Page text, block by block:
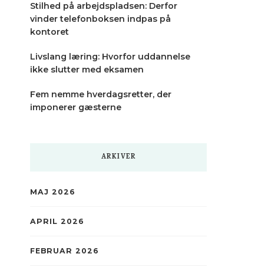
Stilhed på arbejdspladsen: Derfor
vinder telefonboksen indpas på
kontoret
Livslang læring: Hvorfor uddannelse
ikke slutter med eksamen
Fem nemme hverdagsretter, der
imponerer gæsterne
ARKIVER
MAJ 2026
APRIL 2026
FEBRUAR 2026